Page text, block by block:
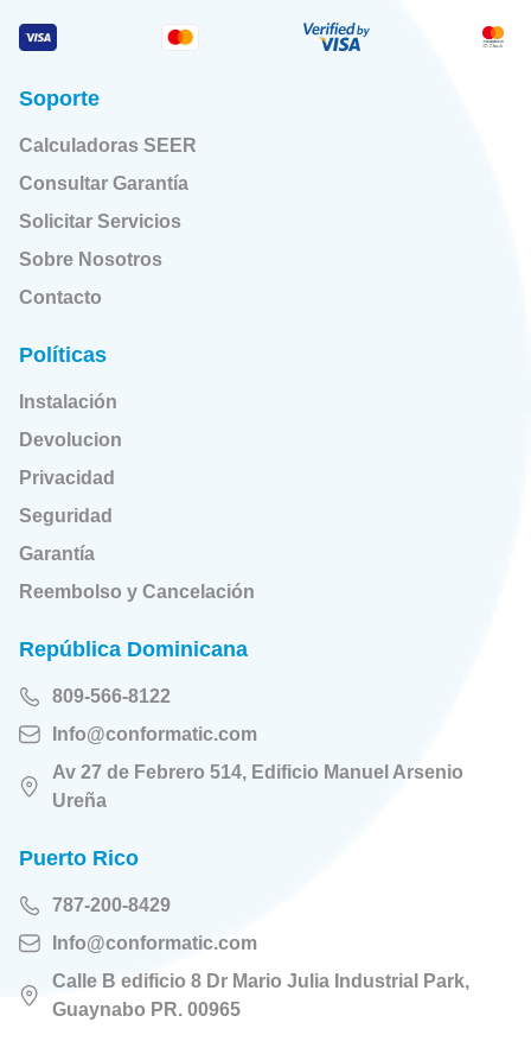
Soporte
Calculadoras SEER
Consultar Garantía
Solicitar Servicios
Sobre Nosotros
Contacto
Políticas
Instalación
Devolucion
Privacidad
Seguridad
Garantía
Reembolso y Cancelación
República Dominicana
809-566-8122
Info@conformatic.com
Av 27 de Febrero 514, Edificio Manuel Arsenio
Ureña
Puerto Rico
787-200-8429
Info@conformatic.com
Calle B edificio 8 Dr Mario Julia Industrial Park,
Guaynabo PR. 00965